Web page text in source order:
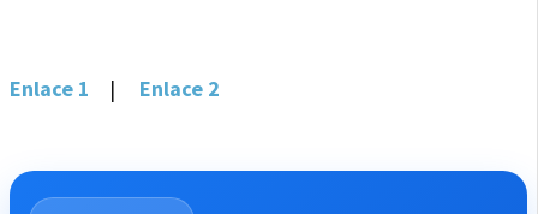
Enlace 1 | Enlace 2